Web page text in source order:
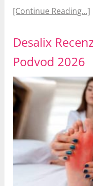
[Continue Reading...]
Desalix
Podvod 2026